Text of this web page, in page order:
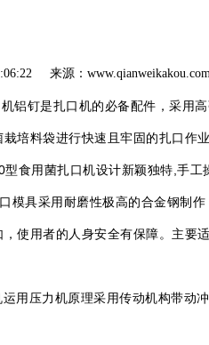
来源：
钉是扎口机的必备配件，采用
培料袋进行快速且牢固的扎口作
用菌扎口机设计新颖独特,手工
模具采用耐磨性极高的合金钢制
使用者的人身安全有保障。主要
压力机原理采用传动机构带动冲